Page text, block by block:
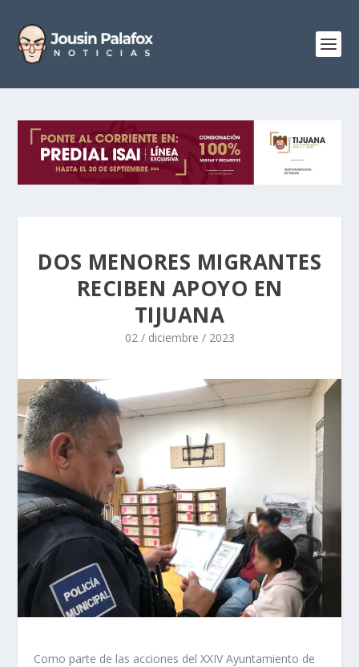
DOS MENORES MIGRANTES
RECIBEN APOYO EN
TIJUANA
02 / diciembre / 2023
Como parte de las acciones del XXIV Ayuntamiento de